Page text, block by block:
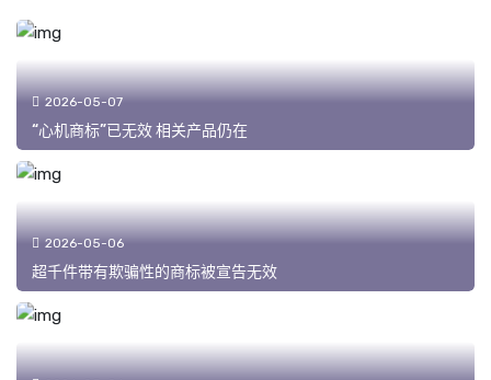
2026-05-07
“心机商标”已无效 相关产品仍在
2026-05-06
超千件带有欺骗性的商标被宣告无效